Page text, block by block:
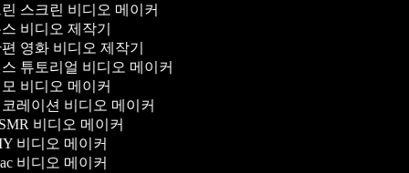
스크린 비디오 메이커
비디오 제작기
영화 비디오 제작기
튜토리얼 비디오 메이커
비디오 메이커
레이션 비디오 메이커
비디오 메이커
비디오 메이커
비디오 메이커